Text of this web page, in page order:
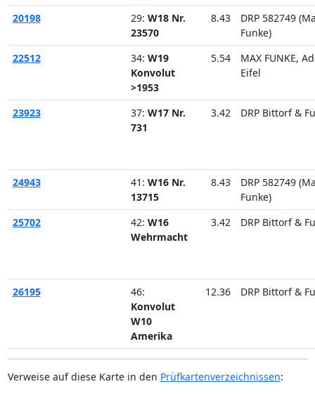
20198 29: W18 Nr.
23570
8.43
DRP 582749
Funke)
22512
34: W19
Konvolut
>1953
5.54
MAX FUNKE,
Eifel
23923 37: W17 Nr.
731
3.42 DRP Bittorf &
24943 41: W16 Nr.
13715
8.43
DRP 582749
Funke)
25702
42: W16
Wehrmacht
3.42 DRP Bittorf &
26195
46:
Konvolut
W10
Amerika
12.36 DRP Bittorf &
Verweise auf diese Karte in den Prüfkartenverzeichnissen: